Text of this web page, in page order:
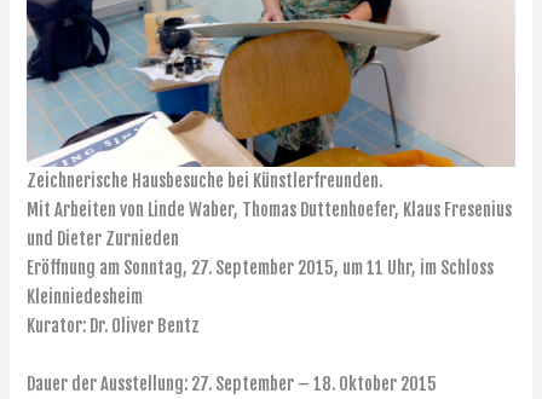
Zeichnerische Hausbesuche bei Künstlerfreunden.
Mit Arbeiten von Linde Waber, Thomas Duttenhoefer, Klaus Fresenius
und Dieter Zurnieden
Eröffnung am Sonntag, 27. September 2015, um 11 Uhr, im Schloss
Kleinniedesheim
Kurator: Dr. Oliver Bentz
Dauer der Ausstellung: 27. September – 18. Oktober 2015